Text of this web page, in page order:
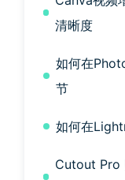
清晰度
如何在
节
如何在
Cutout Pro